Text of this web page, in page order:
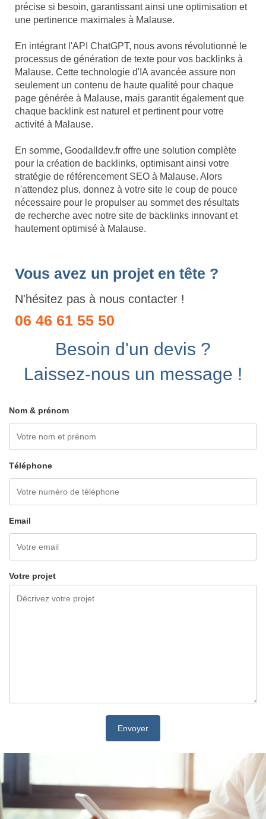
précise si besoin, garantissant ainsi une optimisation et
une pertinence maximales à Malause.
En intégrant l'API ChatGPT, nous avons révolutionné le
processus de génération de texte pour vos backlinks à
Malause. Cette technologie d'IA avancée assure non
seulement un contenu de haute qualité pour chaque
page générée à Malause, mais garantit également que
chaque backlink est naturel et pertinent pour votre
activité à Malause.
En somme, Goodalldev.fr offre une solution complète
pour la création de backlinks, optimisant ainsi votre
stratégie de référencement SEO à Malause. Alors
n'attendez plus, donnez à votre site le coup de pouce
nécessaire pour le propulser au sommet des résultats
de recherche avec notre site de backlinks innovant et
hautement optimisé à Malause.
Vous avez un projet en tête ?
N'hésitez pas à nous contacter !
06 46 61 55 50
Besoin d'un devis ?
Laissez-nous un message !
Nom & prénom
Téléphone
Email
Votre projet